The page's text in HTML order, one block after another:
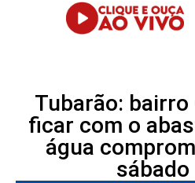
Tubarão:
ficar com o
água